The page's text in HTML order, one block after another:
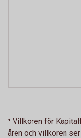
¹ Villkoren för
åren och villkoren